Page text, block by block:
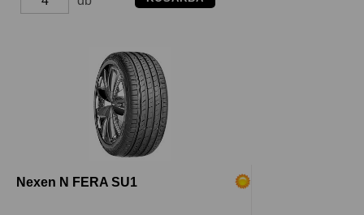
Nexen N FERA SU1